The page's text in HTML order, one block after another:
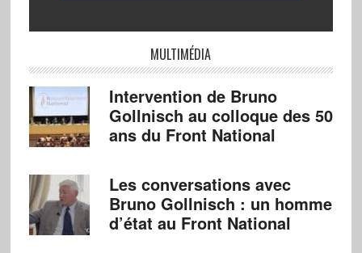
MULTIMÉDIA
Intervention de Bruno
Gollnisch au colloque des 50
ans du Front National
Les conversations avec
Bruno Gollnisch : un homme
d’état au Front National